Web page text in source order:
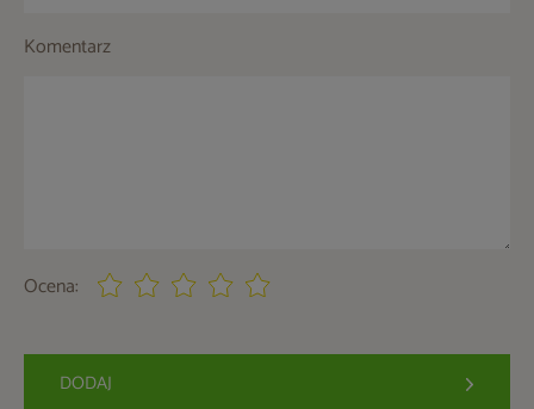
Komentarz
Ocena:
DODAJ